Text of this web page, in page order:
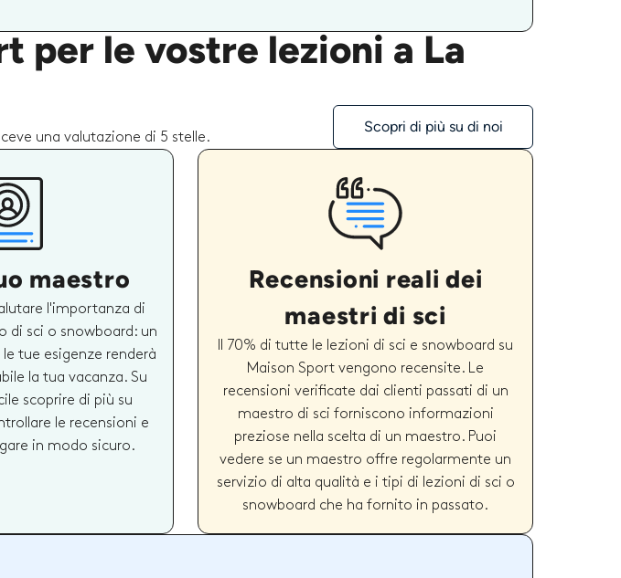
per le vostre lezioni a La
una valutazione di 5 stelle.
Scopri di più su di noi
maestro
l'importanza di
di sci o snowboard: un
tue esigenze renderà
la tua vacanza. Su
scoprire di più su
le recensioni e
in modo sicuro.
Recensioni reali dei
maestri di sci
Il 70% di tutte le lezioni di sci e snowboard su
Maison Sport vengono recensite. Le
recensioni verificate dai clienti passati di un
maestro di sci forniscono informazioni
preziose nella scelta di un maestro. Puoi
vedere se un maestro offre regolarmente un
servizio di alta qualità e i tipi di lezioni di sci o
snowboard che ha fornito in passato.